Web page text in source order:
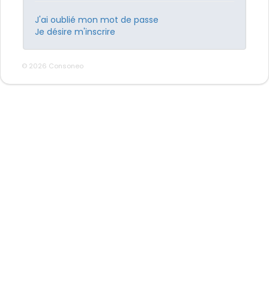
J'ai oublié mon mot de passe
Je désire m'inscrire
© 2026 Consoneo